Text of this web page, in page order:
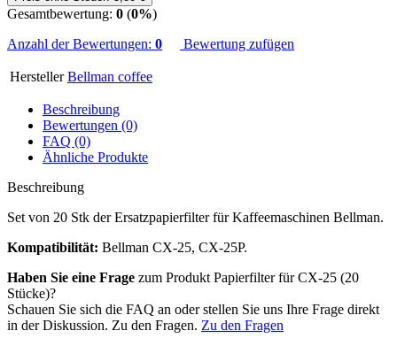
Gesamtbewertung: 0 (0%)
Anzahl der Bewertungen: 0 Bewertung zufügen
Hersteller Bellman coffee
Beschreibung
Bewertungen (0)
FAQ (0)
Ähnliche Produkte
Beschreibung
Set von 20 Stk der Ersatzpapierfilter für Kaffeemaschinen Bellman.
Kompatibilität: Bellman CX-25, CX-25P.
Haben Sie eine Frage zum Produkt Papierfilter für CX-25 (20
Stücke)?
Schauen Sie sich die FAQ an oder stellen Sie uns Ihre Frage direkt
in der Diskussion. Zu den Fragen. Zu den Fragen